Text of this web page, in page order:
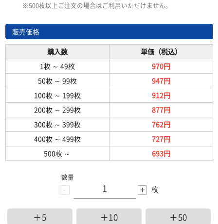
※500枚以上ご注文の場合はご利用いただけません。
販売価格
購入数
単価（税込）
1枚 ～ 49枚
970円
50枚 ～ 99枚
947円
100枚 ～ 199枚
912円
200枚 ～ 299枚
877円
300枚 ～ 399枚
762円
400枚 ～ 499枚
727円
500枚 ～ 693円
-
数量
+ 枚
＋5 ＋10 ＋50